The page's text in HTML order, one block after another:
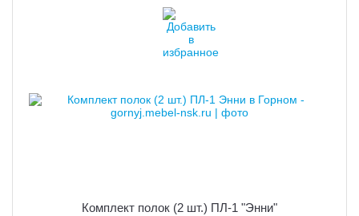
Комплект полок (2 шт.) ПЛ-1 "Энни"